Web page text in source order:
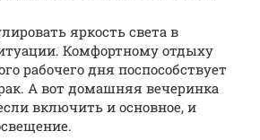
яркость света в
Комфортному отдыху
рабочего дня поспособствует
А вот домашняя вечеринка
включить и основное, и